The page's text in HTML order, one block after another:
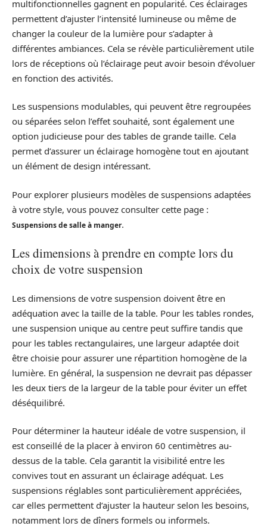
multifonctionnelles gagnent en popularité. Ces éclairages
permettent d’ajuster l’intensité lumineuse ou même de
changer la couleur de la lumière pour s’adapter à
différentes ambiances. Cela se révèle particulièrement utile
lors de réceptions où l’éclairage peut avoir besoin d’évoluer
en fonction des activités.
Les suspensions modulables, qui peuvent être regroupées
ou séparées selon l’effet souhaité, sont également une
option judicieuse pour des tables de grande taille. Cela
permet d’assurer un éclairage homogène tout en ajoutant
un élément de design intéressant.
Pour explorer plusieurs modèles de suspensions adaptées
à votre style, vous pouvez consulter cette page :
Suspensions de salle à manger.
Les dimensions à prendre en compte lors du
choix de votre suspension
Les dimensions de votre suspension doivent être en
adéquation avec la taille de la table. Pour les tables rondes,
une suspension unique au centre peut suffire tandis que
pour les tables rectangulaires, une largeur adaptée doit
être choisie pour assurer une répartition homogène de la
lumière. En général, la suspension ne devrait pas dépasser
les deux tiers de la largeur de la table pour éviter un effet
déséquilibré.
Pour déterminer la hauteur idéale de votre suspension, il
est conseillé de la placer à environ 60 centimètres au-
dessus de la table. Cela garantit la visibilité entre les
convives tout en assurant un éclairage adéquat. Les
suspensions réglables sont particulièrement appréciées,
car elles permettent d’ajuster la hauteur selon les besoins,
notamment lors de dîners formels ou informels.